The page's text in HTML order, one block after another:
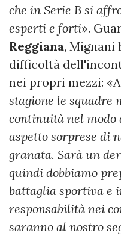
che in Serie B si
esperti e forti».
Reggiana, Mignani
difficoltà
nei propri mezzi: «
stagione le squadre
continuità nel
aspetto sorprese di
granata. Sarà un
quindi dobbiamo
battaglia sportiva e
responsabilità nei
saranno al nostro